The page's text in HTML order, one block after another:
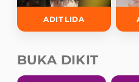
ADIT LIDA
BUKA DIKIT